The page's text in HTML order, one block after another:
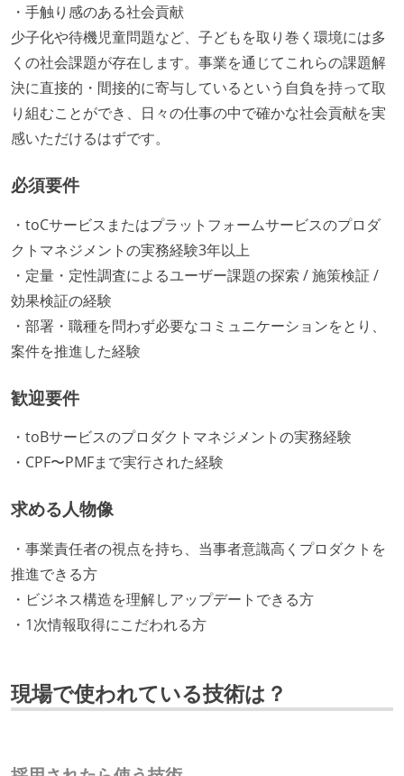
・手触り感のある社会貢献
少子化や待機児童問題など、子どもを取り巻く環境には多
くの社会課題が存在します。事業を通じてこれらの課題解
決に直接的・間接的に寄与しているという自負を持って取
り組むことができ、日々の仕事の中で確かな社会貢献を実
感いただけるはずです。
必須要件
・toCサービスまたはプラットフォームサービスのプロダ
クトマネジメントの実務経験3年以上
・定量・定性調査によるユーザー課題の探索 / 施策検証 /
効果検証の経験
・部署・職種を問わず必要なコミュニケーションをとり、
案件を推進した経験
歓迎要件
・toBサービスのプロダクトマネジメントの実務経験
・CPF〜PMFまで実行された経験
求める人物像
・事業責任者の視点を持ち、当事者意識高くプロダクトを
推進できる方
・ビジネス構造を理解しアップデートできる方
・1次情報取得にこだわれる方
現場で使われている技術は？